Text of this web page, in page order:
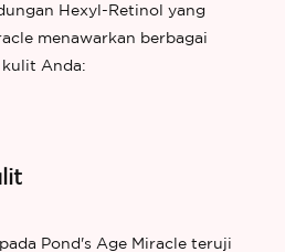
Hexyl-Retinol yang
menawarkan berbagai
Anda:
Pond's Age Miracle teruji